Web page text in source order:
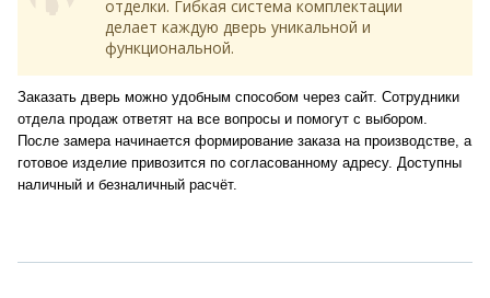
отделки. Гибкая система комплектации
делает каждую дверь уникальной и
функциональной.
Заказать дверь можно удобным способом через сайт. Сотрудники
отдела продаж ответят на все вопросы и помогут с выбором.
После замера начинается формирование заказа на производстве, а
готовое изделие привозится по согласованному адресу. Доступны
наличный и безналичный расчёт.